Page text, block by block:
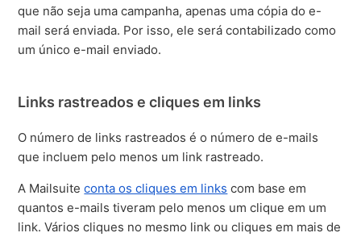
que não seja uma campanha, apenas uma cópia do e-
mail será enviada. Por isso, ele será contabilizado como
um único e-mail enviado.
Links rastreados e cliques em links
O número de links rastreados é o número de e-mails
que incluem pelo menos um link rastreado.
A Mailsuiteconta os cliques em links com base em
quantos e-mails tiveram pelo menos um clique em um
link. Vários cliques no mesmo link ou cliques em mais de